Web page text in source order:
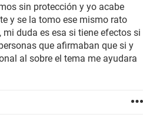
sin protección y yo acabe
y se la tomo ese mismo rato
duda es esa si tiene efectos si
que afirmaban que si y
al sobre el tema me ayudara